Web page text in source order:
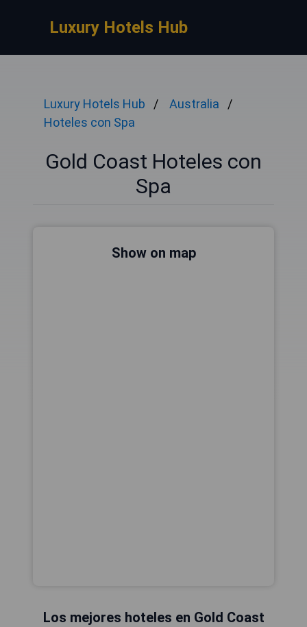
Luxury Hotels Hub
Luxury Hotels Hub
Australia
Hoteles con Spa
Gold Coast Hoteles con
Spa
Show on map
Los mejores hoteles en Gold Coast